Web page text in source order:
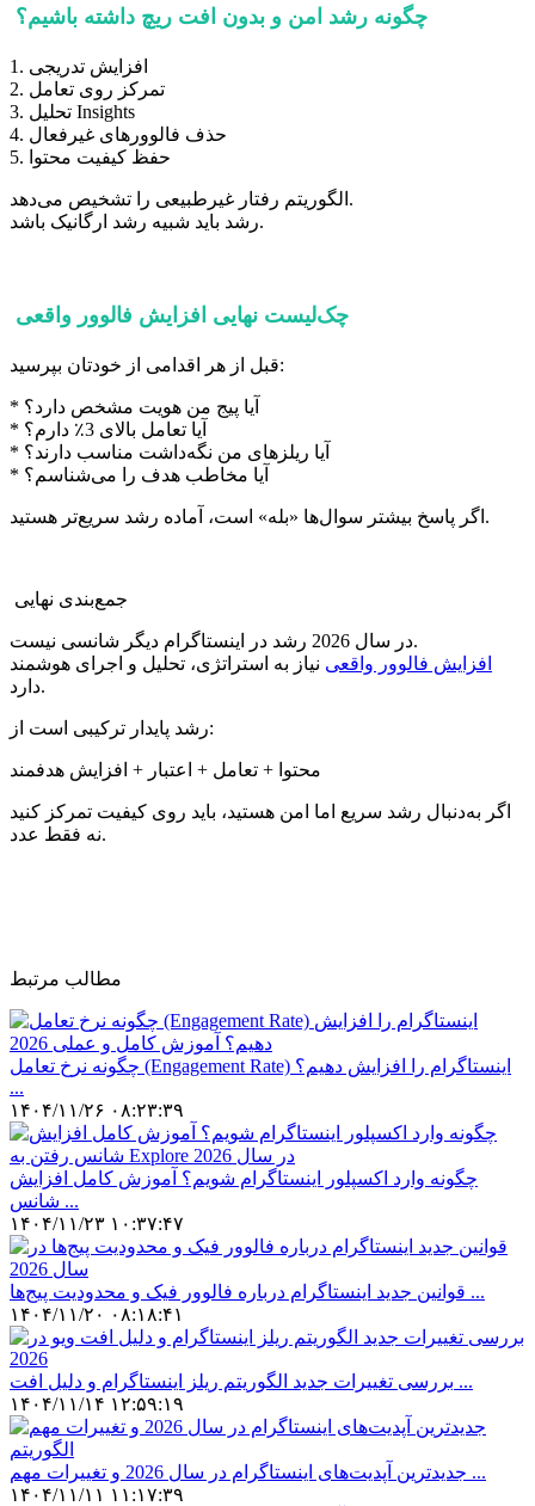
چگونه رشد امن و بدون افت ریچ داشته باشیم؟
1. افزایش تدریجی
2. تمرکز روی تعامل
3. تحلیل Insights
4. حذف فالوورهای غیرفعال
5. حفظ کیفیت محتوا
الگوریتم رفتار غیرطبیعی را تشخیص می‌دهد.
رشد باید شبیه رشد ارگانیک باشد.
چک‌لیست نهایی افزایش فالوور واقعی
قبل از هر اقدامی از خودتان بپرسید:
* آیا پیج من هویت مشخص دارد؟
* آیا تعامل بالای 3٪ دارم؟
* آیا ریلزهای من نگه‌داشت مناسب دارند؟
* آیا مخاطب هدف را می‌شناسم؟
اگر پاسخ بیشتر سوال‌ها «بله» است، آماده رشد سریع‌تر هستید.
جمع‌بندی نهایی
در سال 2026 رشد در اینستاگرام دیگر شانسی نیست.
افزایش فالوور واقعی نیاز به استراتژی، تحلیل و اجرای هوشمند
دارد.
رشد پایدار ترکیبی است از:
محتوا + تعامل + اعتبار + افزایش هدفمند
اگر به‌دنبال رشد سریع اما امن هستید، باید روی کیفیت تمرکز کنید
نه فقط عدد.
مطالب مرتبط
چگونه نرخ تعامل (Engagement Rate) اینستاگرام را افزایش دهیم؟
...
۱۴۰۴/۱۱/۲۶ ۰۸:۲۳:۳۹
چگونه وارد اکسپلور اینستاگرام شویم؟ آموزش کامل افزایش
شانس ...
۱۴۰۴/۱۱/۲۳ ۱۰:۳۷:۴۷
قوانین جدید اینستاگرام درباره فالوور فیک و محدودیت پیج‌ها ...
۱۴۰۴/۱۱/۲۰ ۰۸:۱۸:۴۱
بررسی تغییرات جدید الگوریتم ریلز اینستاگرام و دلیل افت ...
۱۴۰۴/۱۱/۱۴ ۱۲:۵۹:۱۹
جدیدترین آپدیت‌های اینستاگرام در سال 2026 و تغییرات مهم ...
۱۴۰۴/۱۱/۱۱ ۱۱:۱۷:۳۹